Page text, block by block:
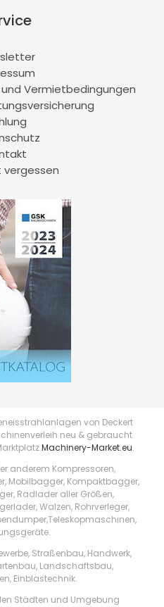
Vermietbedingungen
vergessen
von Deckert
neu & gebraucht
Machinery-Market.eu.
anderem Kompressoren,
Mobilbagger, Kompaktbagger,
Radlader aller Größen,
Walzen, Rohrverleger,
Straßenbau, Handwerk,
Landschaftsbau,
Einblastechnik.
Städten und Umgebung